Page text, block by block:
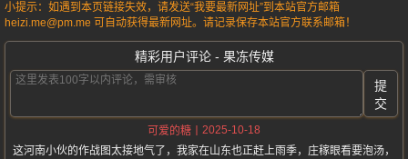
小提示：如遇到本页链接失效，请发送“我要最新网址”到本站官方邮箱
heizi.me@pm.me 可自动获得最新网址。请记录保存本站官方联系邮箱！
精彩用户评论 - 果冻传媒
提
交
可爱的糖
2025-10-18
这河南小伙的作战图太接地气了，我家在山东也正赶上雨季，庄稼眼看要泡汤，